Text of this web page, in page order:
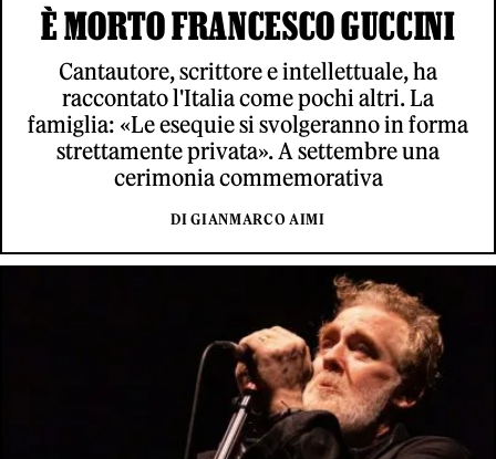
È MORTO FRANCESCO GUCCINI
Cantautore, scrittore e intellettuale, ha
raccontato l'Italia come pochi altri. La
famiglia: «Le esequie si svolgeranno in forma
strettamente privata». A settembre una
cerimonia commemorativa
DI GIANMARCO AIMI